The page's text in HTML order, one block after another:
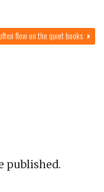
flow on the quiet books
published.